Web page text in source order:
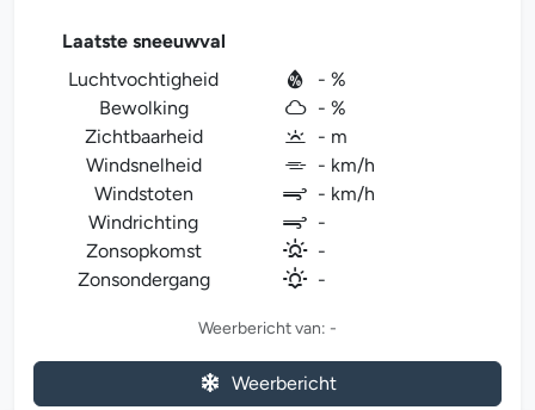
Laatste sneeuwval
Luchtvochtigheid
- %
Bewolking
- %
Zichtbaarheid
- m
Windsnelheid
- km/h
Windstoten
- km/h
Windrichting
-
Zonsopkomst
-
Zonsondergang
-
Weerbericht van: -
Weerbericht